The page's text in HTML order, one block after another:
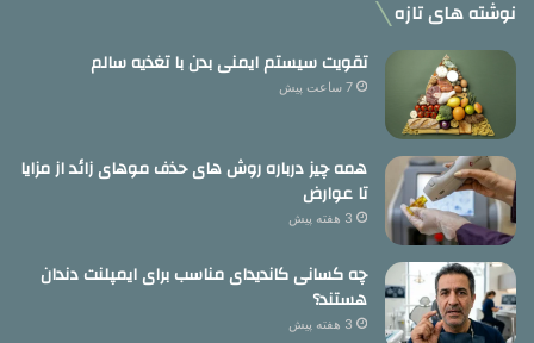
نوشته های تازه
تقویت سیستم ایمنی بدن با تغذیه سالم
7 ساعت پیش
همه چیز درباره روش های حذف موهای زائد از مزایا
تا عوارض
3 هفته پیش
چه کسانی کاندیدای مناسب برای ایمپلنت دندان
هستند؟
3 هفته پیش